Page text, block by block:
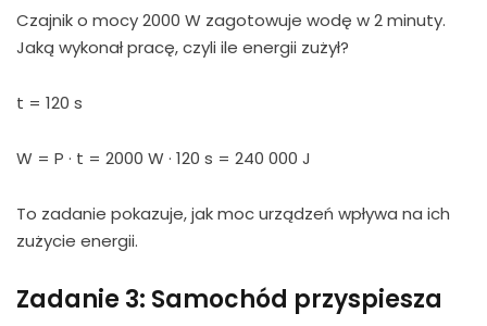
Czajnik o mocy 2000 W zagotowuje wodę w 2 minuty.
Jaką wykonał pracę, czyli ile energii zużył?
t = 120 s
W = P · t = 2000 W · 120 s = 240 000 J
To zadanie pokazuje, jak moc urządzeń wpływa na ich
zużycie energii.
Zadanie 3: Samochód przyspiesza